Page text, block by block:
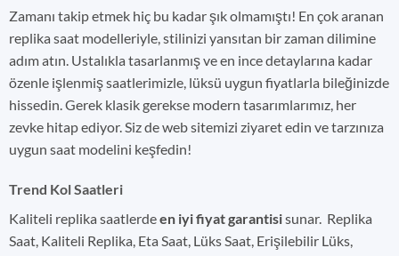
Zamanı takip etmek hiç bu kadar şık olmamıştı! En çok aranan
replika saat modelleriyle, stilinizi yansıtan bir zaman dilimine
adım atın. Ustalıkla tasarlanmış ve en ince detaylarına kadar
özenle işlenmiş saatlerimizle, lüksü uygun fiyatlarla bileğinizde
hissedin. Gerek klasik gerekse modern tasarımlarımız, her
zevke hitap ediyor. Siz de web sitemizi ziyaret edin ve tarzınıza
uygun saat modelini keşfedin!
Trend Kol Saatleri
Kaliteli replika saatlerdeen iyi fiyat garantisisunar. Replika
Saat, Kaliteli Replika, Eta Saat, Lüks Saat, Erişilebilir Lüks,